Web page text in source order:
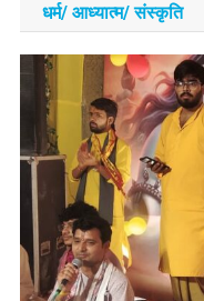
धर्म/ आध्‍यात्‍म/ संस्‍कृति